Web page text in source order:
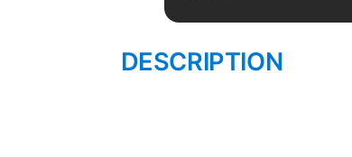
DESCRIPTION